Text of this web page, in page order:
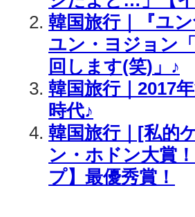
韓国旅行｜『ユ
ユン・ヨジョン
回します(笑)」♪
韓国旅行｜2017
時代♪
韓国旅行｜[私的
ン・ホドン大賞
プ】最優秀賞！